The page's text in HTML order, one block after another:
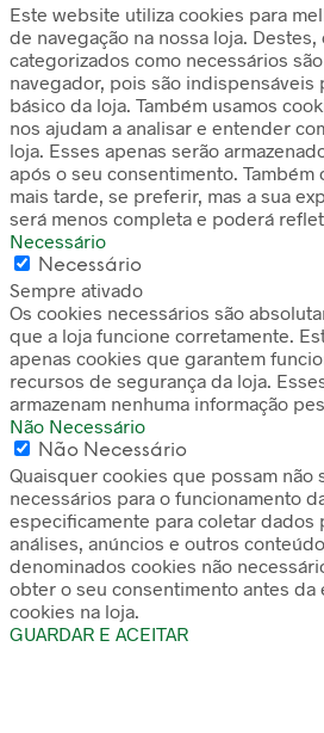
Este website utiliza cookies para
de navegação na nossa loja. Destes,
categorizados como necessários
navegador, pois são indispensáveis
básico da loja. Também usamos
nos ajudam a analisar e entender
loja. Esses apenas serão
após o seu consentimento.
mais tarde, se preferir, mas a sua
será menos completa e poderá
Necessário
Necessário
Sempre ativado
Os cookies necessários são
que a loja funcione corretamente.
apenas cookies que garantem
recursos de segurança da loja.
armazenam nenhuma informação
Não Necessário
Não Necessário
Quaisquer cookies que possam não
necessários para o funcionamento
especificamente para coletar dados
análises, anúncios e outros
denominados cookies não
obter o seu consentimento antes da
cookies na loja.
GUARDAR E ACEITAR